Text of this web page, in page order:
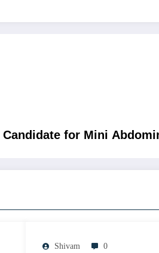
Candidate for Mini
Shivam 0